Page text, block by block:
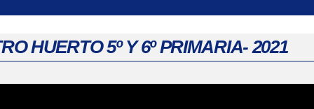
HUERTO 5º Y 6º PRIMARIA- 2021